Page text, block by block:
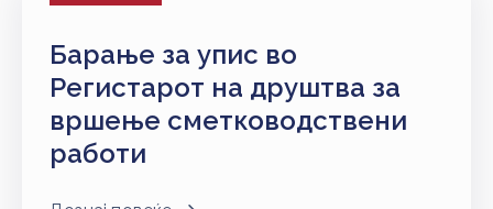
Барање за упис во
Регистарот на друштва за
вршење сметководствени
работи